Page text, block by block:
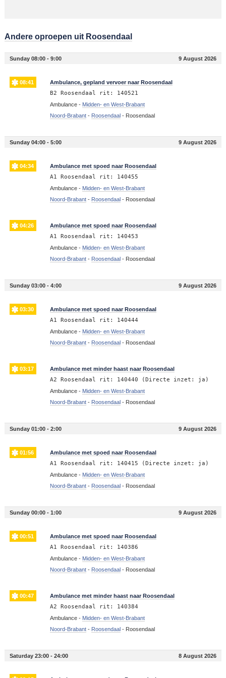
Andere oproepen uit Roosendaal
Sunday 08:00 - 9:00 9 August 2026
08:41 Ambulance, gepland vervoer naar Roosendaal
B2 Roosendaal rit: 140521
Ambulance - Midden- en West-Brabant
Noord-Brabant- Roosendaal- Roosendaal
Sunday 04:00 - 5:00 9 August 2026
04:34 Ambulance met spoed naar Roosendaal
A1 Roosendaal rit: 140455
Ambulance - Midden- en West-Brabant
Noord-Brabant- Roosendaal- Roosendaal
04:26 Ambulance met spoed naar Roosendaal
A1 Roosendaal rit: 140453
Ambulance - Midden- en West-Brabant
Noord-Brabant- Roosendaal- Roosendaal
Sunday 03:00 - 4:00 9 August 2026
03:30 Ambulance met spoed naar Roosendaal
A1 Roosendaal rit: 140444
Ambulance - Midden- en West-Brabant
Noord-Brabant- Roosendaal- Roosendaal
03:17 Ambulance met minder haast naar Roosendaal
A2 Roosendaal rit: 140440 (Directe inzet: ja)
Ambulance - Midden- en West-Brabant
Noord-Brabant- Roosendaal- Roosendaal
Sunday 01:00 - 2:00 9 August 2026
01:56 Ambulance met spoed naar Roosendaal
A1 Roosendaal rit: 140415 (Directe inzet: ja)
Ambulance - Midden- en West-Brabant
Noord-Brabant- Roosendaal- Roosendaal
Sunday 00:00 - 1:00 9 August 2026
00:51 Ambulance met spoed naar Roosendaal
A1 Roosendaal rit: 140386
Ambulance - Midden- en West-Brabant
Noord-Brabant- Roosendaal- Roosendaal
00:47 Ambulance met minder haast naar Roosendaal
A2 Roosendaal rit: 140384
Ambulance - Midden- en West-Brabant
Noord-Brabant- Roosendaal- Roosendaal
Saturday 23:00 - 24:00 8 August 2026